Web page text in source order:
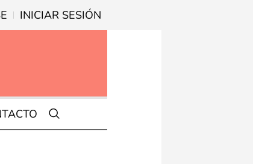
INICIAR SESIÓN